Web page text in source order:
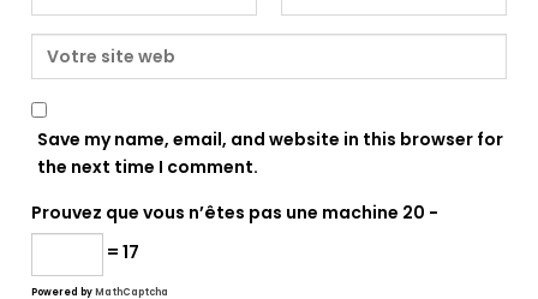
Save my name, email, and website in this browser for
the next time I comment.
Prouvez que vous n’êtes pas une machine 20 −
= 17
Powered byMathCaptcha